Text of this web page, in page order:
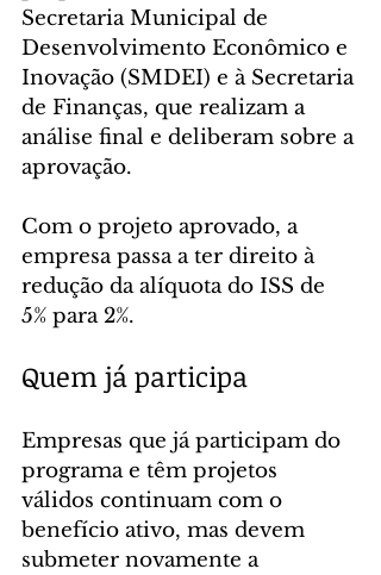
Secretaria Municipal de
Desenvolvimento Econômico e
Inovação (SMDEI) e à Secretaria
de Finanças, que realizam a
análise final e deliberam sobre a
aprovação.
Com o projeto aprovado, a
empresa passa a ter direito à
redução da alíquota do ISS de
5% para 2%.
Quem já participa
Empresas que já participam do
programa e têm projetos
válidos continuam com o
benefício ativo, mas devem
submeter novamente a